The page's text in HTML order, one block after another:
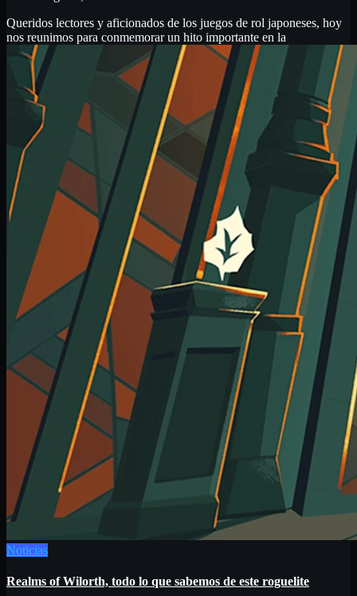
Queridos lectores y aficionados de los juegos de rol japoneses, hoy
nos reunimos para conmemorar un hito importante en la
Noticias
Realms of Wilorth, todo lo que sabemos de este roguelite